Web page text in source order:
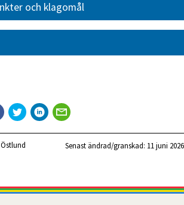
och klagomål
Senast ändrad/granskad: 11 juni 2026